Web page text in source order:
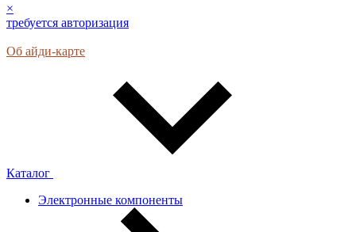
×
требуется авторизация
Об айди-карте
Каталог
Электронные компоненты